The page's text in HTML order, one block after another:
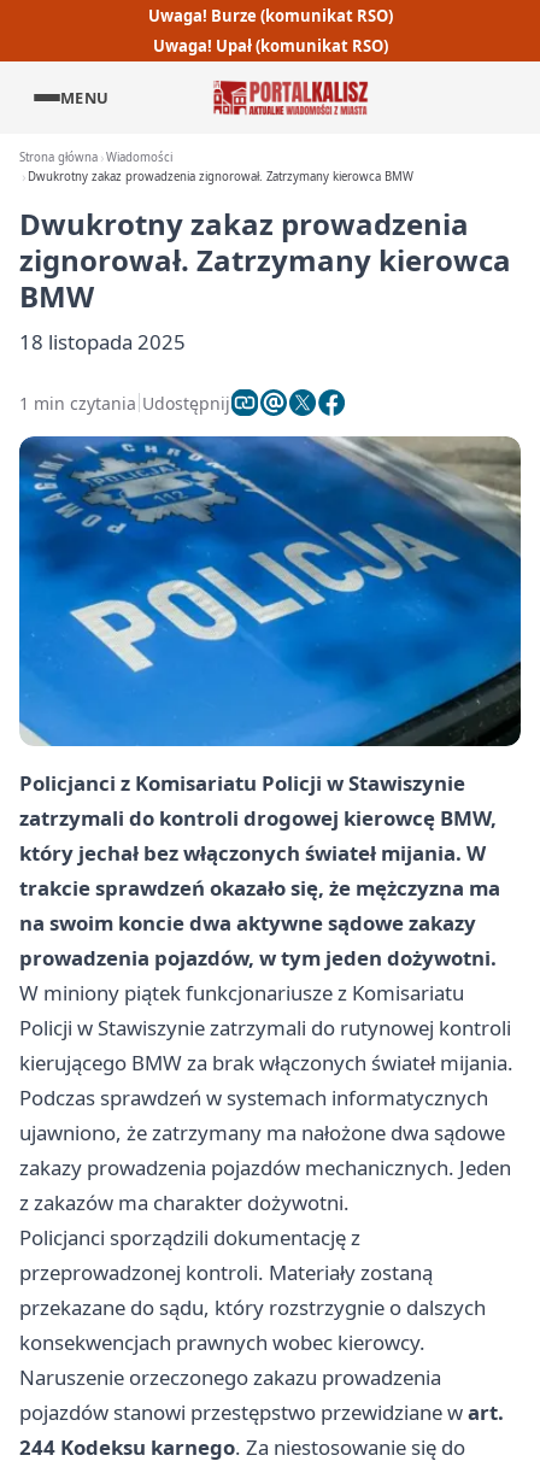
Uwaga! Burze (komunikat RSO)
Uwaga! Upał (komunikat RSO)
MENU
Strona główna Wiadomości
Dwukrotny zakaz prowadzenia zignorował. Zatrzymany kierowca BMW
Dwukrotny zakaz prowadzenia
zignorował. Zatrzymany kierowca
BMW
18 listopada 2025
1 min czytania Udostępnij
Policjanci z Komisariatu Policji w Stawiszynie
zatrzymali do kontroli drogowej kierowcę BMW,
który jechał bez włączonych świateł mijania. W
trakcie sprawdzeń okazało się, że mężczyzna ma
na swoim koncie dwa aktywne sądowe zakazy
prowadzenia pojazdów, w tym jeden dożywotni.
W miniony piątek funkcjonariusze z Komisariatu
Policji w Stawiszynie zatrzymali do rutynowej kontroli
kierującego BMW za brak włączonych świateł mijania.
Podczas sprawdzeń w systemach informatycznych
ujawniono, że zatrzymany ma nałożone dwa sądowe
zakazy prowadzenia pojazdów mechanicznych. Jeden
z zakazów ma charakter dożywotni.
Policjanci sporządzili dokumentację z
przeprowadzonej kontroli. Materiały zostaną
przekazane do sądu, który rozstrzygnie o dalszych
konsekwencjach prawnych wobec kierowcy.
Naruszenie orzeczonego zakazu prowadzenia
pojazdów stanowi przestępstwo przewidziane wart.
244 Kodeksu karnego. Za niestosowanie się do